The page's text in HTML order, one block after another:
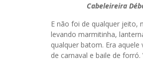
Cabeleireira
E não foi de qualquer jeito,
levando marmitinha,
qualquer batom. Era
de carnaval e baile de